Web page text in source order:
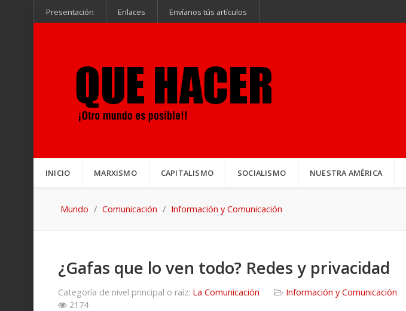
Presentación Enlaces Envíanos tús artículos
INICIO MARXISMO CAPITALISMO SOCIALISMO NUESTRA AMÉRICA
Mundo Comunicación Información y Comunicación
¿Gafas que lo ven todo? Redes y privacidad
Categoría de nivel principal o raíz: La Comunicación Información y Comunicación
2174